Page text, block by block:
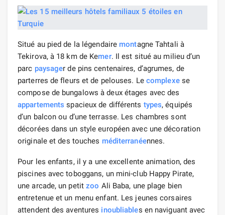
Situé au pied de la légendaire montagne Tahtali à
Tekirova, à 18 km de Kemer. Il est situé au milieu d’un
parc paysager de pins centenaires, d’agrumes, de
parterres de fleurs et de pelouses. Le complexese
compose de bungalows à deux étages avec des
appartements spacieux de différents types, équipés
d’un balcon ou d’une terrasse. Les chambres sont
décorées dans un style européen avec une décoration
originale et des touches méditerranéennes.
Pour les enfants, il y a une excellente animation, des
piscines avec toboggans, un mini-club Happy Pirate,
une arcade, un petitzoo Ali Baba, une plage bien
entretenue et un menu enfant. Les jeunes corsaires
attendent des aventures inoubliables en naviguant avec